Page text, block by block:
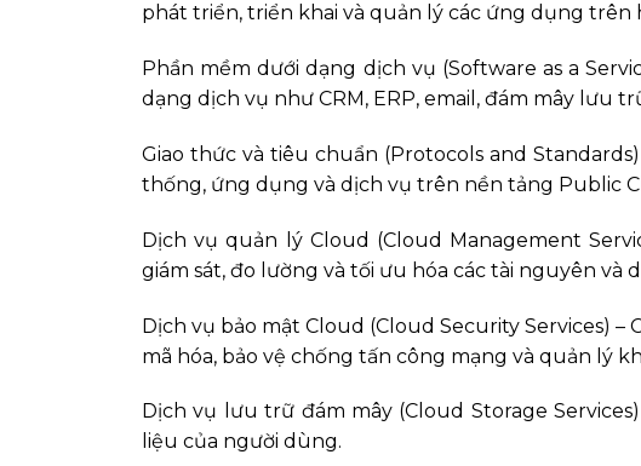
phát triển, triển khai và quản lý các ứng dụng trên
Phần mềm dưới dạng dịch vụ (Software as a
dạng dịch vụ như CRM, ERP, email, đám mây lưu
Giao thức và tiêu chuẩn (Protocols and
thống, ứng dụng và dịch vụ trên nền tảng Public
Dịch vụ quản lý Cloud (Cloud Management
giám sát, đo lường và tối ưu hóa các tài nguyên và
Dịch vụ bảo mật Cloud (Cloud Security Services)
mã hóa, bảo vệ chống tấn công mạng và quản lý
Dịch vụ lưu trữ đám mây (Cloud Storage
liệu của người dùng.